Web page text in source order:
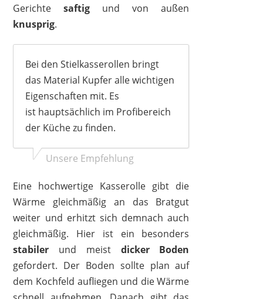
Gerichtesaftig und von außen
knusprig.
Bei den Stielkasserollen bringt
das Material Kupfer alle wichtigen
Eigenschaften mit. Es
ist hauptsächlich im Profibereich
der Küche zu finden.
Unsere Empfehlung
Eine hochwertige Kasserolle gibt die
Wärme gleichmäßig an das Bratgut
weiter und erhitzt sich demnach auch
gleichmäßig. Hier ist ein besonders
stabiler und meist dicker Boden
gefordert. Der Boden sollte plan auf
dem Kochfeld aufliegen und die Wärme